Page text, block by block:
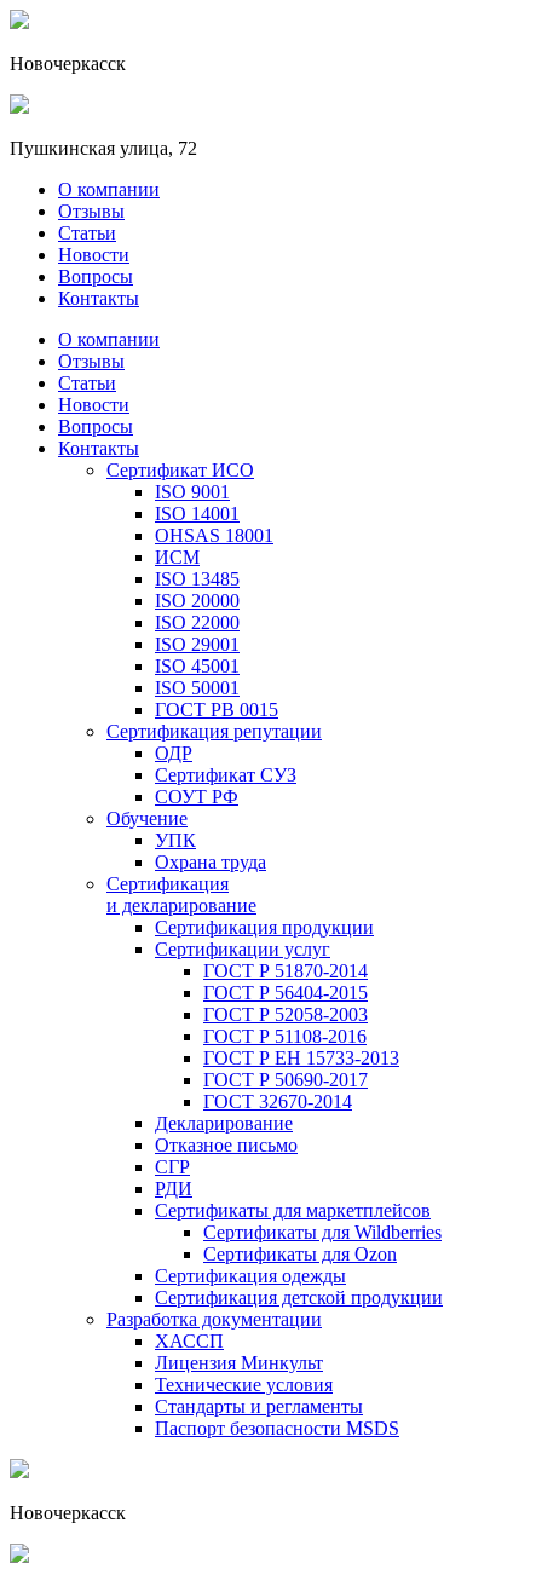
Новочеркасск
Пушкинская улица, 72
О компании
Отзывы
Статьи
Новости
Вопросы
Контакты
О компании
Отзывы
Статьи
Новости
Вопросы
Контакты
Сертификат ИСО
ISO 9001
ISO 14001
OHSAS 18001
ИСМ
ISO 13485
ISO 20000
ISO 22000
ISO 29001
ISO 45001
ISO 50001
ГОСТ РВ 0015
Сертификация репутации
ОДР
Сертификат СУЗ
СОУТ РФ
Обучение
УПК
Охрана труда
Сертификация
и декларирование
Сертификация продукции
Сертификации услуг
ГОСТ Р 51870-2014
ГОСТ Р 56404-2015
ГОСТ Р 52058-2003
ГОСТ Р 51108-2016
ГОСТ Р ЕН 15733-2013
ГОСТ Р 50690-2017
ГОСТ 32670-2014
Декларирование
Отказное письмо
СГР
РДИ
Сертификаты для маркетплейсов
Сертификаты для Wildberries
Сертификаты для Ozon
Сертификация одежды
Сертификация детской продукции
Разработка документации
ХАССП
Лицензия Минкульт
Технические условия
Стандарты и регламенты
Паспорт безопасности MSDS
Новочеркасск